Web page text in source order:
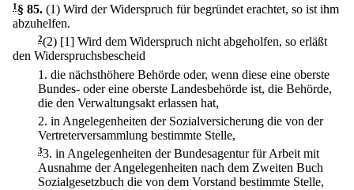
1 § 85. (1) Wird der Widerspruch für begründet erachtet, so ist ihm
abzuhelfen.
2(2) [1] Wird dem Widerspruch nicht abgeholfen, so erläßt
den Widerspruchsbescheid
1. die nächsthöhere Behörde oder, wenn diese eine oberste
Bundes- oder eine oberste Landesbehörde ist, die Behörde,
die den Verwaltungsakt erlassen hat,
2. in Angelegenheiten der Sozialversicherung die von der
Vertreterversammlung bestimmte Stelle,
33. in Angelegenheiten der Bundesagentur für Arbeit mit
Ausnahme der Angelegenheiten nach dem Zweiten Buch
Sozialgesetzbuch die von dem Vorstand bestimmte Stelle,